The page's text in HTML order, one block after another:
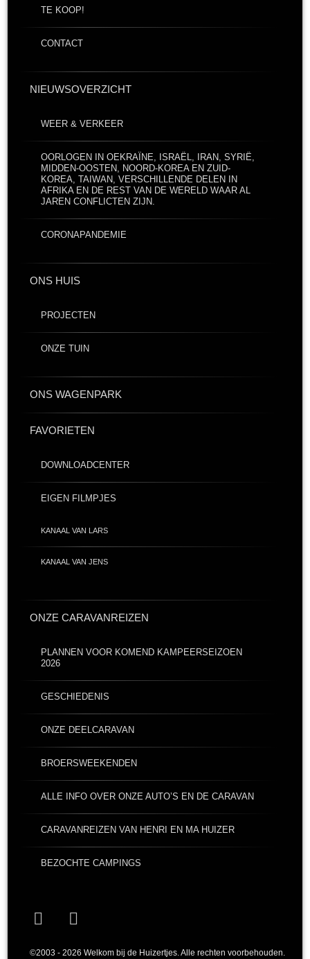
TE KOOP!
CONTACT
NIEUWSOVERZICHT
WEER & VERKEER
OORLOGEN IN OEKRAÏNE, ISRAËL, IRAN, SYRIË,
MIDDEN-OOSTEN, NOORD-KOREA EN ZUID-
KOREA, TAIWAN, VERSCHILLENDE DELEN IN
AFRIKA EN DE REST VAN DE WERELD WAAR AL
JAREN CONFLICTEN ZIJN.
CORONAPANDEMIE
ONS HUIS
PROJECTEN
ONZE TUIN
ONS WAGENPARK
FAVORIETEN
DOWNLOADCENTER
EIGEN FILMPJES
KANAAL VAN LARS
KANAAL VAN JENS
ONZE CARAVANREIZEN
PLANNEN VOOR KOMEND KAMPEERSEIZOEN
2026
GESCHIEDENIS
ONZE DEELCARAVAN
BROERSWEEKENDEN
ALLE INFO OVER ONZE AUTO’S EN DE CARAVAN
CARAVANREIZEN VAN HENRI EN MA HUIZER
BEZOCHTE CAMPINGS
FacebookYouTube
©2003 - 2026 Welkom bij de Huizertjes. Alle rechten voorbehouden.